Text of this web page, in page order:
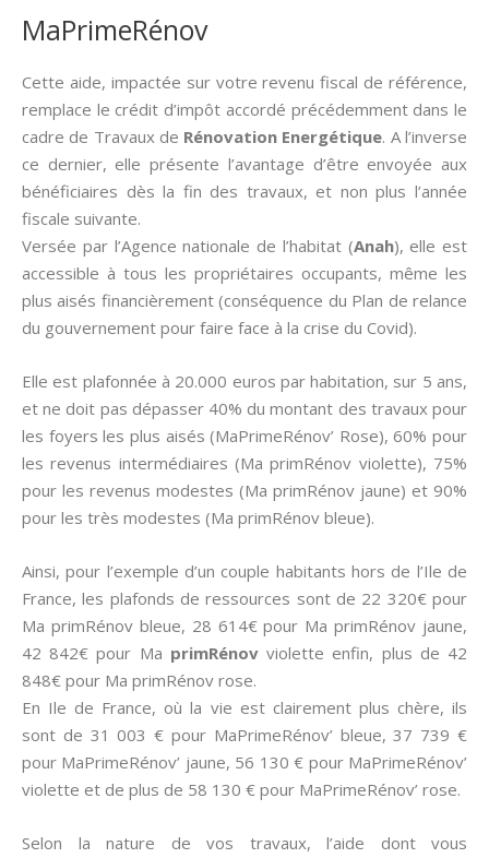
MaPrimeRénov
Cette aide, impactée sur votre revenu fiscal de référence,
remplace le crédit d’impôt accordé précédemment dans le
cadre de Travaux de Rénovation Energétique. A l’inverse
ce dernier, elle présente l’avantage d’être envoyée aux
bénéficiaires dès la fin des travaux, et non plus l’année
fiscale suivante.
Versée par l’Agence nationale de l’habitat (Anah), elle est
accessible à tous les propriétaires occupants, même les
plus aisés financièrement (conséquence du Plan de relance
du gouvernement pour faire face à la crise du Covid).
Elle est plafonnée à 20.000 euros par habitation, sur 5 ans,
et ne doit pas dépasser 40% du montant des travaux pour
les foyers les plus aisés (MaPrimeRénov’ Rose), 60% pour
les revenus intermédiaires (Ma primRénov violette), 75%
pour les revenus modestes (Ma primRénov jaune) et 90%
pour les très modestes (Ma primRénov bleue).
Ainsi, pour l’exemple d’un couple habitants hors de l’Ile de
France, les plafonds de ressources sont de 22 320€ pour
Ma primRénov bleue, 28 614€ pour Ma primRénov jaune,
42 842€ pour Ma primRénovviolette enfin, plus de 42
848€ pour Ma primRénov rose.
En Ile de France, où la vie est clairement plus chère, ils
sont de 31 003 € pour MaPrimeRénov’ bleue, 37 739 €
pour MaPrimeRénov’ jaune, 56 130 € pour MaPrimeRénov’
violette et de plus de 58 130 € pour MaPrimeRénov’ rose.
Selon la nature de vos travaux, l’aide dont vous